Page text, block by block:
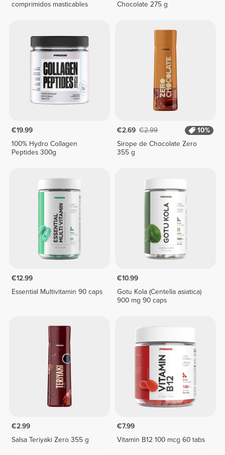
comprimidos masticables
Chocolate 275 g
€19.99
100% Hydro Collagen
Peptides 300g
€2.69 €2.99
10%
Sirope de Chocolate Zero
355 g
€12.99
Essential Multivitamin 90 caps
€10.99
Gotu Kola (Centella asiatica)
900 mg 90 caps
€2.99
Salsa Teriyaki Zero 355 g
€7.99
Vitamin B12 100 mcg 60 tabs